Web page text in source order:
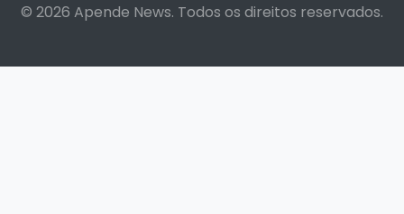
© 2026 Apende News. Todos os direitos reservados.